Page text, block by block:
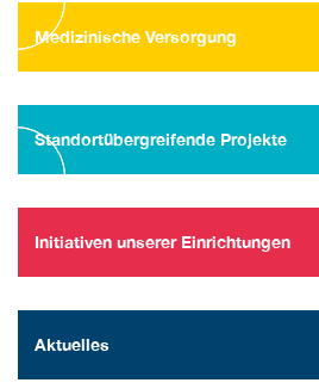
Medizinische Versorgung
Standortübergreifende Projekte
Initiativen unserer Einrichtungen
Aktuelles